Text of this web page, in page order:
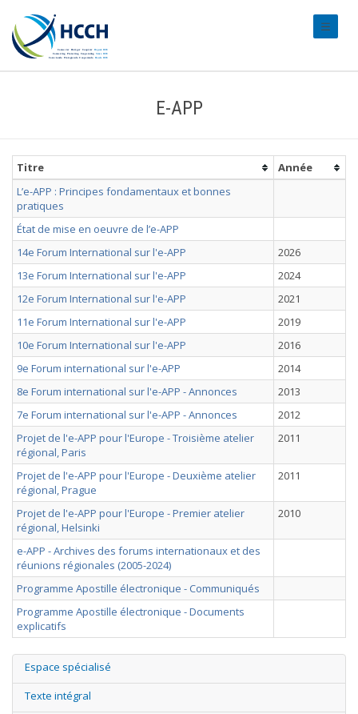
E-APP
Titre
Année
L’e-APP : Principes fondamentaux et bonnes
pratiques
État de mise en oeuvre de l’e-APP
14e Forum International sur l'e-APP
2026
13e Forum International sur l'e-APP
2024
12e Forum International sur l'e-APP
2021
11e Forum International sur l'e-APP
2019
10e Forum International sur l'e-APP
2016
9e Forum international sur l'e-APP
2014
8e Forum international sur l'e-APP - Annonces
2013
7e Forum international sur l'e-APP - Annonces
2012
Projet de l'e-APP pour l'Europe - Troisième atelier
régional, Paris
2011
Projet de l'e-APP pour l'Europe - Deuxième atelier
régional, Prague
2011
Projet de l'e-APP pour l'Europe - Premier atelier
régional, Helsinki
2010
e-APP - Archives des forums internationaux et des
réunions régionales (2005-2024)
Programme Apostille électronique - Communiqués
Programme Apostille électronique - Documents
explicatifs
Espace spécialisé
Texte intégral